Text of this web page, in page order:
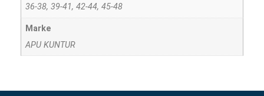
36-38, 39-41, 42-44, 45-48
Marke
APU KUNTUR